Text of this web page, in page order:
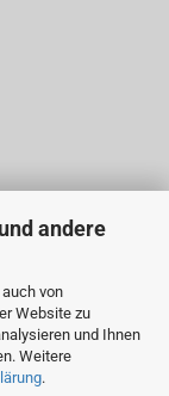
andere
von
Website zu
und Ihnen
Weitere
.